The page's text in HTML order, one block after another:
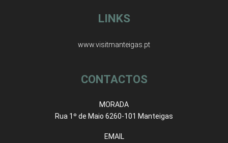
LINKS
www.visitmanteigas.pt
CONTACTOS
MORADA
Rua 1º de Maio 6260-101 Manteigas
EMAIL